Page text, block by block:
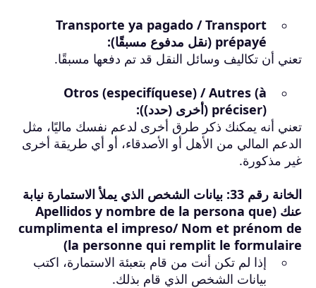
Transporte ya pagado / Transport
prépayé (نقل مدفوع مسبقًا):
تعني أن تكاليف وسائل النقل قد تم دفعها مسبقًا.
Otros (especifíquese) / Autres (à
préciser) (أخرى (حدد)):
تعني أنه يمكنك ذكر طرق أخرى لدعم نفسك ماليًا، مثل
الدعم المالي من الأهل أو الأصدقاء، أو أي طريقة أخرى
غير مذكورة.
الخانة رقم 33: بيانات الشخص الذي يملأ الاستمارة نيابة
عنك (Apellidos y nombre de la persona que
cumplimenta el impreso/ Nom et prénom de
la personne qui remplit le formulaire)
إذا لم تكن أنت من قام بتعبئة الاستمارة، اكتب
بيانات الشخص الذي قام بذلك.